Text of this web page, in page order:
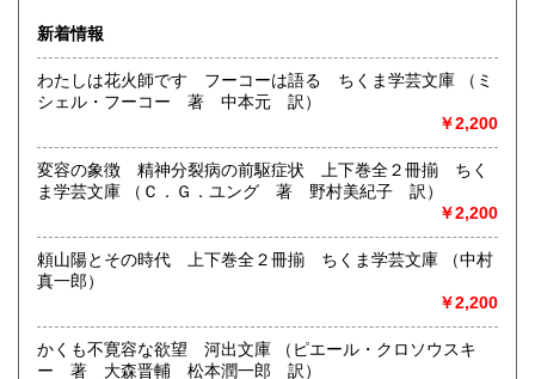
おじいさんの本、買います！
次の世代のために蔵書をお譲りください。全国対応します。
店舗は吉祥寺駅から２分・井の頭通り。「日本の古本屋」に
登録しているのは、在庫約８万点の１割ほどです。
最寄駅：吉祥寺駅南口(公園口)徒歩2分
営業時間：午前10時から午後7時まで
定休日：年末年始 (12月31日から1月3日まで)
書籍の買取について
当店は総合古書店です。人文系学術書を中心に、芸術、理
新着情報
わたしは花火師です フーコーは語る ちくま学芸文庫 （ミ
シェル・フーコー 著 中本元 訳）
￥2,200
変容の象徴 精神分裂病の前駆症状 上下巻全２冊揃 ちく
ま学芸文庫 （Ｃ．Ｇ．ユング 著 野村美紀子 訳）
￥2,200
頼山陽とその時代 上下巻全２冊揃 ちくま学芸文庫 （中村
真一郎）
￥2,200
かくも不寛容な欲望 河出文庫 （ピエール・クロソウスキ
ー 著 大森晋輔 松本潤一郎 訳）